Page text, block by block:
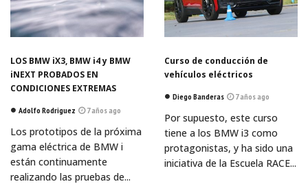
LOS BMW iX3, BMW i4 y BMW
iNEXT PROBADOS EN
CONDICIONES EXTREMAS
Adolfo Rodriguez 7 años ago
Los prototipos de la próxima
gama eléctrica de BMW i
están continuamente
realizando las pruebas de...
Curso de conducción de
vehículos eléctricos
Diego Banderas 7 años ago
Por supuesto, este curso
tiene a los BMW i3 como
protagonistas, y ha sido una
iniciativa de la Escuela RACE...